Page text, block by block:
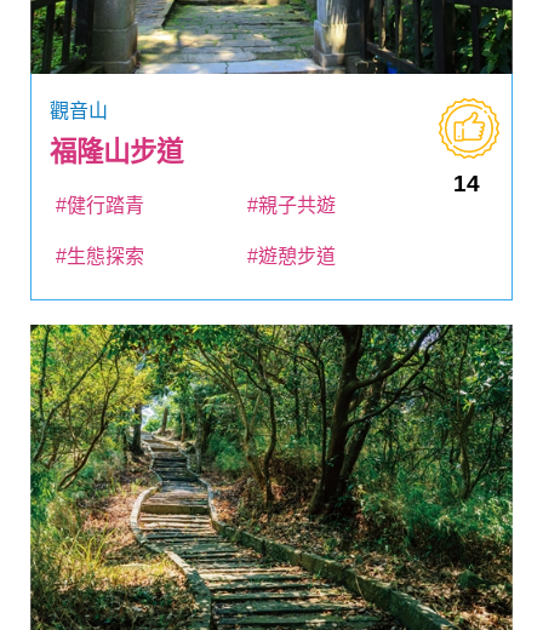
觀音山
福隆山步道
14
#健行踏青 #親子共遊
#生態探索 #遊憩步道